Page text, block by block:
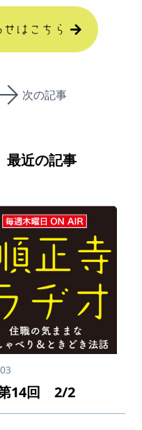
せはこちら
次の記事
最近の記事
第14回 2/2